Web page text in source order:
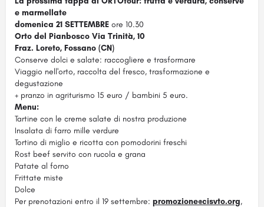
e marmellate
domenica 21 SETTEMBRE ore 10.30
Orto del Pianbosco Via Trinità, 10
Fraz. Loreto, Fossano (CN)
Conserve dolci e salate: raccogliere e trasformare
Viaggio nell'orto, raccolta del fresco, trasformazione e
degustazione
+ pranzo in agriturismo 15 euro / bambini 5 euro.
Menu:
Tartine con le creme salate di nostra produzione
Insalata di farro mille verdure
Tortino di miglio e ricotta con pomodorini freschi
Rost beef servito con rucola e grana
Patate al forno
Frittate miste
Dolce
Per prenotazioni entro il 19 settembre: promozione@cisvto.org,